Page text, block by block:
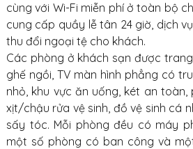
cùng với Wi-Fi miễn phí ở toàn bộ
cung cấp quầy lễ tân 24 giờ, dịch
thu đổi ngoại tệ cho khách.
Các phòng ở khách sạn được
ghế ngồi, TV màn hình phẳng có
nhỏ, khu vực ăn uống, két an toàn,
xịt/chậu rửa vệ sinh, đồ vệ sinh cá
sấy tóc. Mỗi phòng đều có máy
một số phòng có ban công và